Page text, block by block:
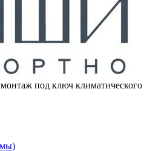
под ключ климатического